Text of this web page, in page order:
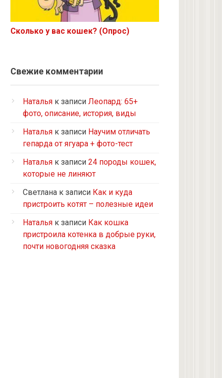
Корниш-рекс
Ориентал
Норвежская лесная
на улице котенком подобрала
Кот и кошка с улицы
Нибелунг
Европейская короткошерстная
Рэгдолл
Турецкий ван
5 кошек и 2 кота, все с улицы, но
2 кошки с улицы
Бомбейская
Табби дворовая
Из приюта
Сколько у вас кошек? (Опрос)
Свежие комментарии
Наталья к записи Леопард: 65+
фото, описание, история, виды
Наталья к записи Научим отличать
гепарда от ягуара + фото-тест
Наталья к записи 24 породы кошек,
которые не линяют
Светлана к записи Как и куда
пристроить котят – полезные идеи
Наталья к записи Как кошка
пристроила котенка в добрые руки,
почти новогодняя сказка